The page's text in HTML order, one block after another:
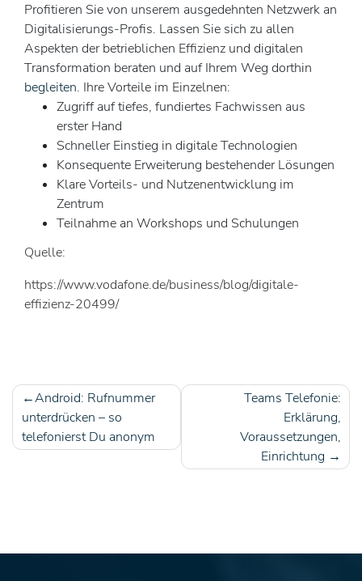
Profitieren Sie von unserem ausgedehnten Netzwerk an
Digitalisierungs-Profis. Lassen Sie sich zu allen
Aspekten der betrieblichen Effizienz und digitalen
Transformation beraten und auf Ihrem Weg dorthin
begleiten. Ihre Vorteile im Einzelnen:
Zugriff auf tiefes, fundiertes Fachwissen aus
erster Hand
Schneller Einstieg in digitale Technologien
Konsequente Erweiterung bestehender Lösungen
Klare Vorteils- und Nutzenentwicklung im
Zentrum
Teilnahme an Workshops und Schulungen
Quelle:
https://www.vodafone.de/business/blog/digitale-
effizienz-20499/
Beitragsnavigation
Android: Rufnummer
unterdrücken – so
telefonierst Du anonym
Teams Telefonie:
Erklärung,
Voraussetzungen,
Einrichtung